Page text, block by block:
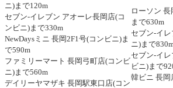
ニ)まで120m
セブン-イレブン アオーレ長岡店(コ
ンビニ)まで330m
NewDaysミニ 長岡2F1号(コンビニ)ま
で590m
ファミリーマート 長岡弓町店(コンビ
ニ)まで560m
デイリーヤマザキ 長岡駅東口店(コン
ローソン
まで630m
セブン-イ
ニ)まで
セブン-イ
ビニ)まで
韓ビニ 長岡